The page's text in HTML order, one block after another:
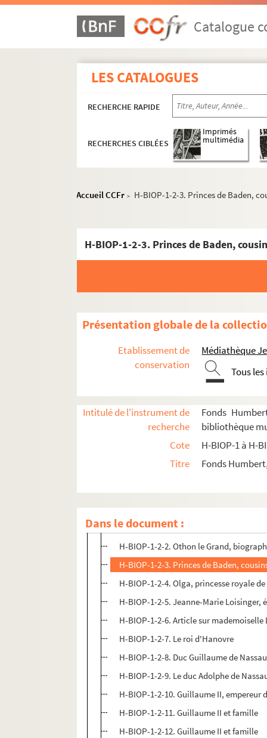
Catalogue
LES CATALOGUES
RECHERCHE RAPIDE
RECHERCHES CIBLÉES
Imprimés
multimédia
Accueil CCFr > H-BIOP-1-2-3. Princes de Baden,
H-BIOP-1-2-3. Princes de Baden,
Présentation globale de la
Etablissement de
conservation
Médiathèque
Tous
Intitulé de l'instrument de
recherche
Fonds
bibliothèque
Cote
H-BIOP-1 à H-
Titre
Fonds
Dans le document :
H-BIOP-1. Rois et souverains européens
H-BIOP-1-2. Rois et souverains d'Allemagne
H-BIOP-1-2-1. Othon le Grand, du saint
H-BIOP-1-2-2. Othon le Grand,
H-BIOP-1-2-3. Princes de Baden,
H-BIOP-1-2-4. Olga, princesse royale
H-BIOP-1-2-5. Jeanne-Marie Loisinger,
H-BIOP-1-2-6. Article sur mademoiselle
H-BIOP-1-2-7. Le roi d'Hanovre
H-BIOP-1-2-8. Duc Guillaume de Nassau
H-BIOP-1-2-9. Le duc Adolphe de
H-BIOP-1-2-10. Guillaume II, empereur
H-BIOP-1-2-11. Guillaume II et famille
H-BIOP-1-2-12. Guillaume II et famille